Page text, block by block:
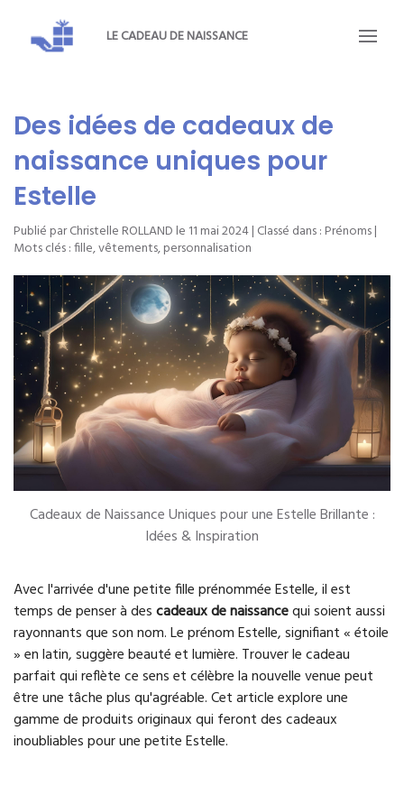
LE CADEAU DE NAISSANCE
Des idées de cadeaux de
naissance uniques pour
Estelle
Publié par Christelle ROLLAND le 11 mai 2024| Classé dans : Prénoms|
Mots clés :fille,vêtements,personnalisation
Cadeaux de Naissance Uniques pour une Estelle Brillante :
Idées & Inspiration
Avec l'arrivée d'une petite fille prénommée Estelle, il est
temps de penser à descadeaux de naissancequi soient aussi
rayonnants que son nom. Le prénom Estelle, signifiant « étoile
» en latin, suggère beauté et lumière. Trouver le cadeau
parfait qui reflète ce sens et célèbre la nouvelle venue peut
être une tâche plus qu'agréable. Cet article explore une
gamme de produits originaux qui feront des cadeaux
inoubliables pour une petite Estelle.